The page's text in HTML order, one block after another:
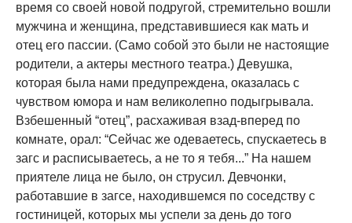
время со своей новой подругой, стремительно вошли
мужчина и женщина, представившиеся как мать и
отец его пассии. (Само собой это были не настоящие
родители, а актеры местного театра.) Девушка,
которая была нами предупреждена, оказалась с
чувством юмора и нам великолепно подыгрывала.
Взбешенный “отец”, расхаживая взад-вперед по
комнате, орал: “Сейчас же одеваетесь, спускаетесь в
загс и расписываетесь, а не то я тебя...” На нашем
приятеле лица не было, он струсил. Девчонки,
работавшие в загсе, находившемся по соседству с
гостиницей, которых мы успели за день до того